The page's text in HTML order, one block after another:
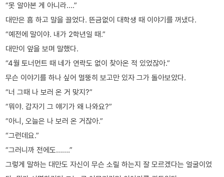
“못 알아본 게 아니라….”
대만은 흠 하고 말을 끌었다. 뜬금없이 대학생 때 이야기를 꺼냈다.
“예전에 말이야. 내가 2학년일 때.”
대만이 앞을 보며 말했다.
“4월 토너먼트 때 네가 연락도 없이 찾아온 적 있었잖아.”
무슨 이야기를 하나 싶어 멀뚱히 보고만 있자 그가 돌아보았다.
“너 그때 나 보러 온 거 맞지?”
“뭐야. 갑자기 그 얘기가 왜 나와요?”
“아니, 오늘은 나 보러 온 거잖아.”
“그런데요.”
“그러니까 전에도…….”
그렇게 말하는 대만도 자신이 무슨 소릴 하는지 잘 모르겠다는 얼굴이었